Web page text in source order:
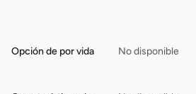
Opción de por vida No disponible